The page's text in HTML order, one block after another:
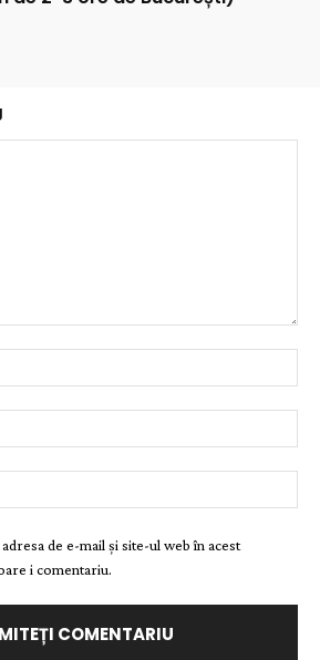
de e-mail și site-ul web în acest
i comentariu.